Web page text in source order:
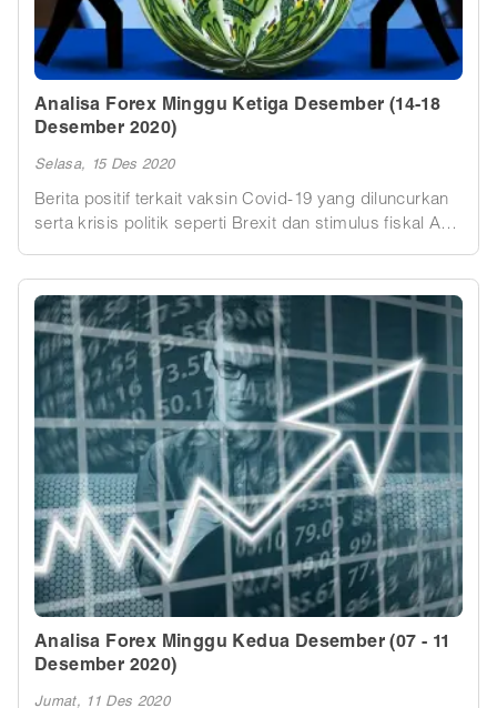
Analisa Forex Minggu Ketiga Desember (14-18
Desember 2020)
Selasa, 15 Des 2020
Berita positif terkait vaksin Covid-19 yang diluncurkan
serta krisis politik seperti Brexit dan stimulus fiskal AS
sentral di AS dan Kanada.
Analisa Forex Minggu Kedua Desember (07 - 11
Desember 2020)
Jumat, 11 Des 2020